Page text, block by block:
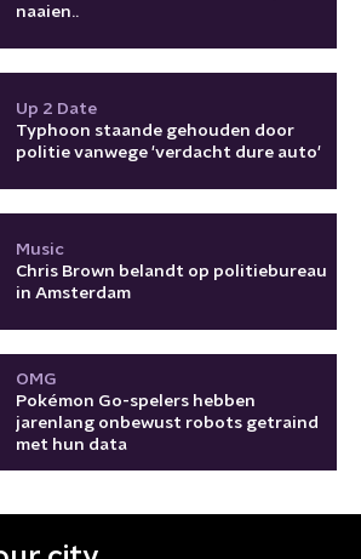
naaien..
Up 2 Date
Typhoon staande gehouden door
politie vanwege 'verdacht dure auto'
Music
Chris Brown belandt op politiebureau
in Amsterdam
OMG
Pokémon Go-spelers hebben
jarenlang onbewust robots getraind
met hun data